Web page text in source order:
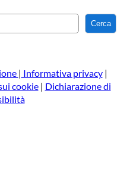
e
a
Cerca
| Informativa privacy|
cookie| Dichiarazione di